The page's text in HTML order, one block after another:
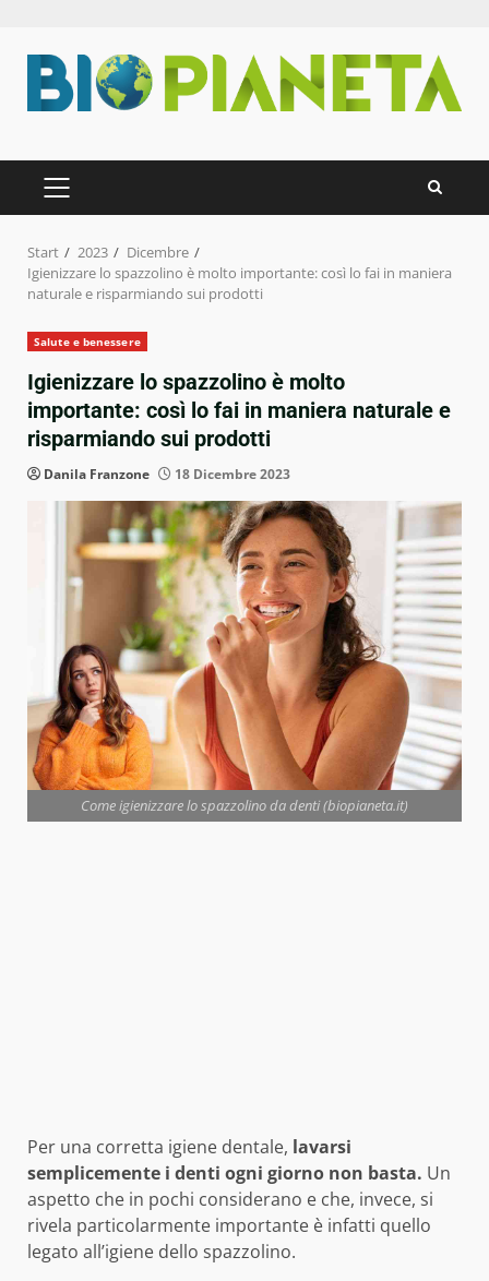
Inhalt
springen
PRIMÄRES
MENÜ
Start 2023
Dicembre
Igienizzare lo spazzolino è molto importante: così lo fai in maniera
naturale e risparmiando sui prodotti
Salute e benessere
Igienizzare lo spazzolino è molto
importante: così lo fai in maniera naturale e
risparmiando sui prodotti
Danila Franzone 18 Dicembre 2023
Come igienizzare lo spazzolino da denti (biopianeta.it)
Per una corretta igiene dentale, lavarsi
semplicemente i denti ogni giorno non basta. Un
aspetto che in pochi considerano e che, invece, si
rivela particolarmente importante è infatti quello
legato all’igiene dello spazzolino.